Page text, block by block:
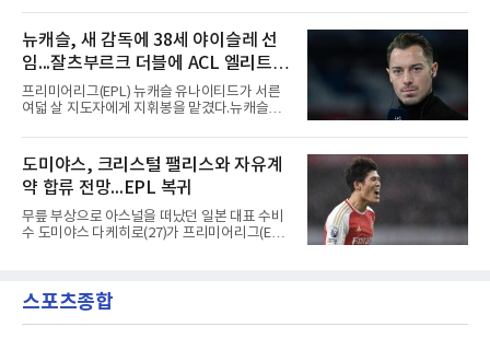
컵 리그 페이즈 1차전 치바스 과달라하라(멕시
코)전에 선발 출전했으나 공격포인트 없이 후반
41분 타일러 보이드와 교체됐다. 이날 골을 넣었
다면 공식전 5경기 연속 득점이었다. 다만 메이
저리그사커(MLS)에서 이어온 4경기 연속골 기
록은 유지된다.경기는 팽팽했다. 전반 38분 다비
드 마르티네스의 땅볼 크로스를 드니 부앙가가
으로 골대 오른쪽 하단을 찔러 균형을 맞췄다.승
부는 승부차기로 갈렸다. LAFC는
뉴캐슬, 새 감독에 38세 야이슬레 선
임...잘츠부르크 더블에 ACL 엘리트 2
연패 경력
프리미어리그(EPL) 뉴캐슬 유나이티드가 서른
여덟 살 지도자에게 지휘봉을 맡겼다.뉴캐슬은
임을 발표했다. 그는 스페인 라망가에서 진행 중
인 프리시즌 캠프에 곧바로 합류했다. 구단은 유
럽 축구계에서 가장 촉망받는 젊은 감독을 데려
왔다고 밝혔다.이력은 이른 나이에 쌓였다. 서른
셋이던 2021년 오스트리아 레드불 잘츠부르크
사령탑에 올라 첫 시즌 리그와 컵대회를 동시에
제패했고, 구단 역사상 처음으로 팀을 유럽축구
다. 2023년 사우디아라비아 알아흘리로 옮겨
2024-2025시즌과 2025-2026시즌
도미야스, 크리스털 팰리스와 자유계
약 합류 전망...EPL 복귀
무릎 부상으로 아스널을 떠났던 일본 대표 수비
수 도미야스 다케히로(27)가 프리미어리그(EPL)
큰 틀의 계약 조건은 이미 합의됐고 구단은 개막
을 앞두고 영입 절차를 서두르고 있다.그의 최근
스포츠종합